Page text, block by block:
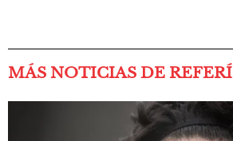
MÁS NOTICIAS DE REFERÍ